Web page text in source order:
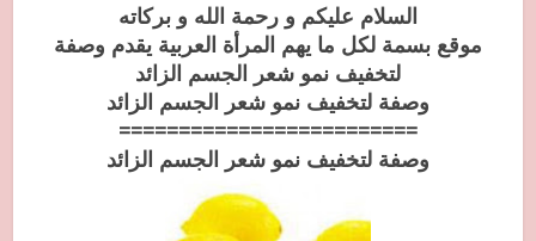
السلام عليكم و رحمة الله و بركاته
موقع بسمة لكل ما يهم المرأة العربية يقدم وصفة
لتخفيف نمو شعر الجسم الزائد
وصفة لتخفيف نمو شعر الجسم الزائد
=========================
وصفة لتخفيف نمو شعر الجسم الزائد